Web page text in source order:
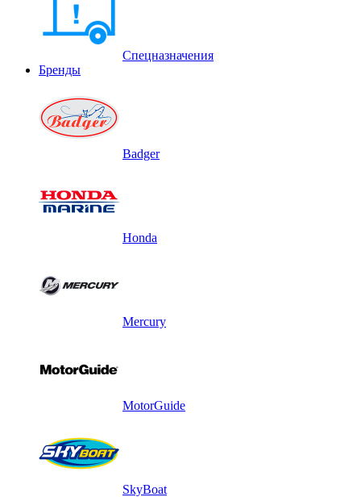
Спецназначения
Бренды
Badger
Honda
Mercury
MotorGuide
SkyBoat